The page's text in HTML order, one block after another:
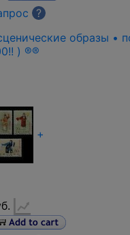
?
образы •
) ®®
+